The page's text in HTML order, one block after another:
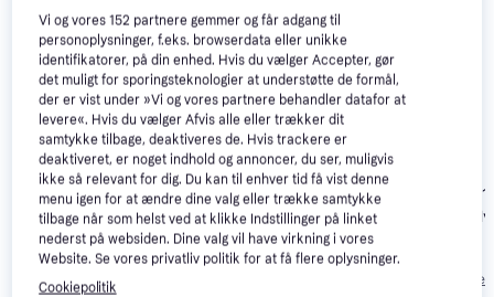
interesser. Vis alle
Nike Vomero 18
Ld10 - Sort/Hvid
4.7
839 kr.
Eller 3 betalinger af
280 kr.
Nike Vomero 18
W -
White/Photon
Dust/Summit
4.7
944 kr.
Nike Vomero
Sn10 - Sort/
859 kr.
Eller 3
Vi og vores152 partnere gemmer og får adgang til
personoplysninger, f.eks. browserdata eller unikke
identifikatorer, på din enhed. Hvis du vælger Accepter, gør
det muligt for sporingsteknologier at understøtte de formål,
der er vist under »Vi og vores partnere behandler datafor at
levere«. Hvis du vælger Afvis alle eller trækker dit
samtykke tilbage, deaktiveres de. Hvis trackere er
deaktiveret, er noget indhold og annoncer, du ser, muligvis
ikke så relevant for dig. Du kan til enhver tid få vist denne
menu igen for at ændre dine valg eller trække samtykke
tilbage når som helst ved at klikke Indstillinger på linket
nederst på websiden. Dine valg vil have virkning i vores
Website. Se vores privatliv politik for at få flere oplysninger.
Cookiepolitik